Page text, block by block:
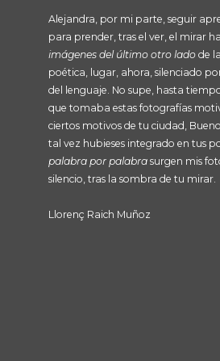
Alejandra, por mi parte, seguir
para prender, tras el ver, el mirar
imágenes del último otro lado de
poética, lugar, ahora, silenciado
del lenguaje. No supe, hasta
que tomaba estas fotografías
ciertos motivos de tu ciudad,
tal vez hubieses integrado en tus
palabra por palabra surgen mis
silencio, tras la sombra de tu mirar.
Llorenç Raich Muñoz